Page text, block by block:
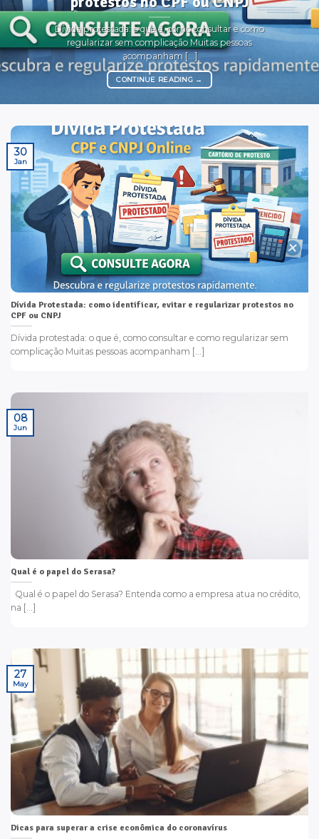
Dívida protestada: o que é, como consultar e como
regularizar sem complicação Muitas pessoas
acompanham [...]
CONTINUE READING →
Dívida Protestada: como identificar, evitar e regularizar protestos no
CPF ou CNPJ
Dívida protestada: o que é, como consultar e como regularizar sem
complicação Muitas pessoas acompanham [...]
30
Jan
Qual é o papel do Serasa?
Qual é o papel do Serasa? Entenda como a empresa atua no crédito,
na [...]
08
Jun
Dicas para superar a crise econômica do coronavírus
27
May